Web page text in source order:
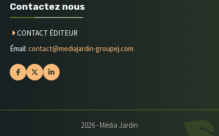
Contactez nous
CONTACT ÉDITEUR
Émail: contact@mediajardin-groupej.com
2026 - Média Jardin